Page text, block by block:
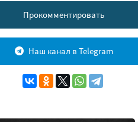
Прокомментировать
Наш канал в Telegram